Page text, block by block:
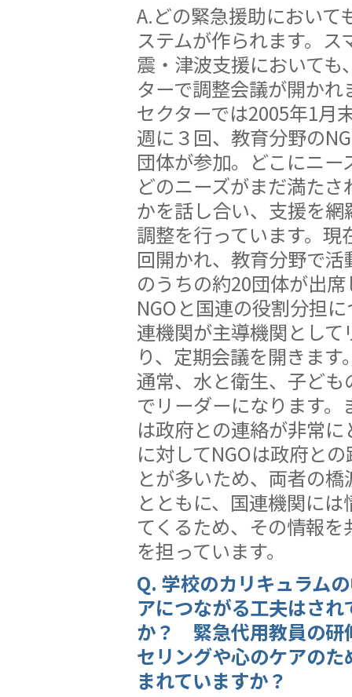
A.どの緊急援助において
ステムが作られます。ス
震・津波支援においても
ターで調整会議が開かれ
セクターでは2005年1月
週に３回、教育分野の
団体が参加。どこにニー
どのニーズがまだ満たさ
かを話し合い、支援を網
調整を行っています。現
回開かれ、教育分野で活
のうちの約20団体が出
NGOと国連の役割分担
連機関が主導機関として
り、定期会議を開きます
通常、水と衛生、子ども
でリーダーになります。
は政府との連絡が非常
に対してNGOは政府と
とが多いため、両者の
とともに、国連機関に
てくるため、その情報を
を担っています。
Q. 学校のカリキュラム
アにつながる工夫はされ
か？ 緊急代用教員の研
セリングや心のケアのた
まれていますか？